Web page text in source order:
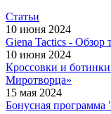
Статьи
10 июня 2024
Giena Tactics - Обзор
10 июня 2024
Кроссовки и
Миротворца»
15 мая 2024
Бонусная